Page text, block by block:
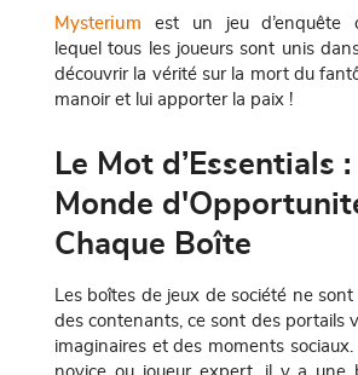
Mysterium est un jeu d’enquête
lequel tous les joueurs sont unis
découvrir la vérité sur la mort du
manoir et lui apporter la paix !
Le Mot d’Essentials :
Monde
Chaque Boîte
Les boîtes de jeux de société ne
des contenants, ce sont des portails
imaginaires et des moments sociaux.